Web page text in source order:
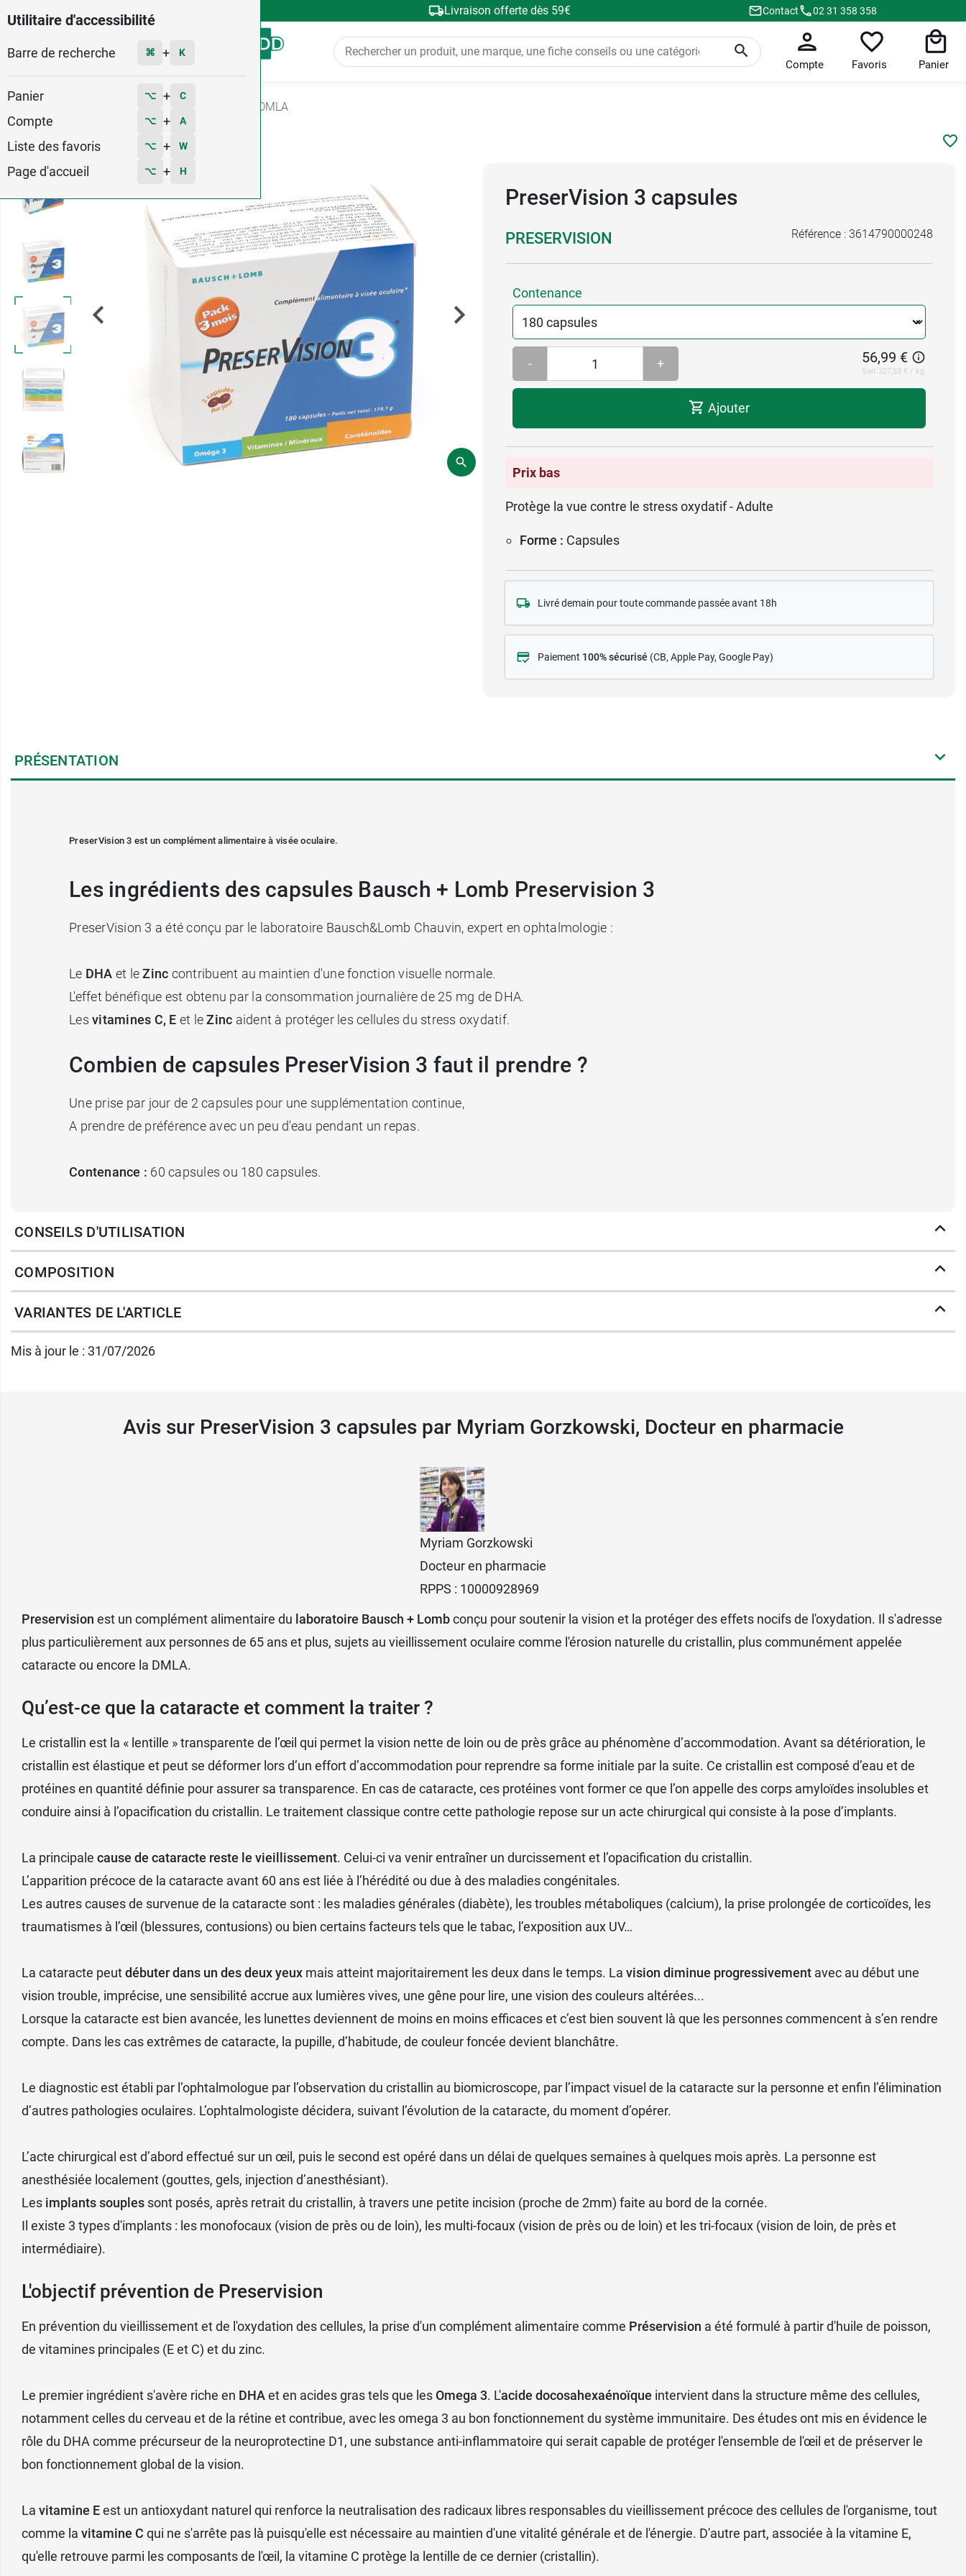
Utilitaire d'accessibilité
Barre de recherche ⌘ + K
Panier ⌥ + C
Compte ⌥ + A
Liste des favoris ⌥ + W
Page d'accueil ⌥ + H
Livraison offerte dès 59€ Contact 02 31 358 358
Menu
Compte Favoris Panier
Vitamines : Vision et DMLA
31
PreserVision 3 capsules
PRESERVISION Référence : 3614790000248
Contenance
- + 56,99 €
Soit 327,53 € / kg
Ajouter
Prix bas
Protège la vue contre le stress oxydatif - Adulte
Forme : Capsules
Livré demain pour toute commande passée avant 18h
Paiement 100% sécurisé (CB, Apple Pay, Google Pay)
PRÉSENTATION
PreserVision 3 est un complément alimentaire à visée oculaire.
Les ingrédients des capsules Bausch + Lomb Preservision 3
PreserVision 3 a été conçu par le laboratoire Bausch&Lomb Chauvin, expert en ophtalmologie :
Le DHA et leZinc contribuent au maintien d'une fonction visuelle normale.
L'effet bénéfique est obtenu par la consommation journalière de 25 mg de DHA.
Les vitamines C, E et leZinc aident à protéger les cellules du stress oxydatif.
Combien de capsules PreserVision 3 faut il prendre ?
Une prise par jour de 2 capsules pour une supplémentation continue,
A prendre de préférence avec un peu d'eau pendant un repas.
Contenance : 60 capsules ou 180 capsules.
34000 Montpellier
France
04.67.12.30.30
CONSEILS D'UTILISATION
COMPOSITION
VARIANTES DE L'ARTICLE
Mis à jour le : 31/07/2026
Avis sur PreserVision 3 capsules par Myriam Gorzkowski, Docteur en pharmacie
Myriam Gorzkowski
Docteur en pharmacie
RPPS : 10000928969
Preservision est un complément alimentaire du laboratoire Bausch + Lombconçu pour soutenir la vision et la protéger des effets nocifs de l'oxydation. Il s'adresse
plus particulièrement aux personnes de 65 ans et plus, sujets au vieillissement oculaire comme l'érosion naturelle du cristallin, plus communément appelée
cataracte ou encore la DMLA.
Qu’est-ce que la cataracte et comment la traiter ?
Le cristallin est la « lentille » transparente de l’œil qui permet la vision nette de loin ou de près grâce au phénomène d’accommodation. Avant sa détérioration, le
cristallin est élastique et peut se déformer lors d’un effort d’accommodation pour reprendre sa forme initiale par la suite. Ce cristallin est composé d’eau et de
protéines en quantité définie pour assurer sa transparence. En cas de cataracte, ces protéines vont former ce que l’on appelle des corps amyloïdes insolubles et
conduire ainsi à l’opacification du cristallin. Le traitement classique contre cette pathologie repose sur un acte chirurgical qui consiste à la pose d’implants.
La principale cause de cataracte reste le vieillissement. Celui-ci va venir entraîner un durcissement et l’opacification du cristallin.
L’apparition précoce de la cataracte avant 60 ans est liée à l’hérédité ou due à des maladies congénitales.
Les autres causes de survenue de la cataracte sont : les maladies générales (diabète), les troubles métaboliques (calcium), la prise prolongée de corticoïdes, les
traumatismes à l’œil (blessures, contusions) ou bien certains facteurs tels que le tabac, l’exposition aux UV…
La cataracte peutdébuter dans un des deux yeux mais atteint majoritairement les deux dans le temps. La vision diminue progressivement avec au début une
vision trouble, imprécise, une sensibilité accrue aux lumières vives, une gêne pour lire, une vision des couleurs altérées...
Lorsque la cataracte est bien avancée, les lunettes deviennent de moins en moins efficaces et c’est bien souvent là que les personnes commencent à s’en rendre
compte. Dans les cas extrêmes de cataracte, la pupille, d’habitude, de couleur foncée devient blanchâtre.
Le diagnostic est établi par l’ophtalmologue par l’observation du cristallin au biomicroscope, par l’impact visuel de la cataracte sur la personne et enfin l’élimination
d’autres pathologies oculaires. L’ophtalmologiste décidera, suivant l’évolution de la cataracte, du moment d’opérer.
L’acte chirurgical est d’abord effectué sur un œil, puis le second est opéré dans un délai de quelques semaines à quelques mois après. La personne est
anesthésiée localement (gouttes, gels, injection d’anesthésiant).
Les implants souples sont posés, après retrait du cristallin, à travers une petite incision (proche de 2mm) faite au bord de la cornée.
Il existe 3 types d'implants : les monofocaux (vision de près ou de loin), les multi-focaux (vision de près ou de loin) et les tri-focaux (vision de loin, de près et
intermédiaire).
L'objectif prévention de Preservision
En prévention du vieillissement et de l'oxydation des cellules, la prise d'un complément alimentaire comme Préservision a été formulé à partir d'huile de poisson,
de vitamines principales (E et C) et du zinc.
Le premier ingrédient s'avère riche en DHAet en acides gras tels que les Omega 3. L'acide docosahexaénoïque intervient dans la structure même des cellules,
notamment celles du cerveau et de la rétine et contribue, avec les omega 3 au bon fonctionnement du système immunitaire. Des études ont mis en évidence le
rôle du DHA comme précurseur de la neuroprotectine D1, une substance anti-inflammatoire qui serait capable de protéger l'ensemble de l'œil et de préserver le
bon fonctionnement global de la vision.
La vitamine Eest un antioxydant naturel qui renforce la neutralisation des radicaux libres responsables du vieillissement précoce des cellules de l'organisme, tout
comme la vitamine C qui ne s'arrête pas là puisqu'elle est nécessaire au maintien d'une vitalité générale et de l'énergie. D'autre part, associée à la vitamine E,
qu'elle retrouve parmi les composants de l'œil, la vitamine C protège la lentille de ce dernier (cristallin).